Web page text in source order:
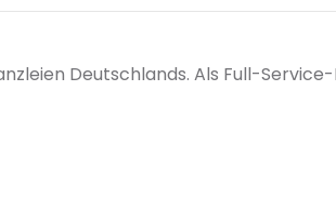
Deutschlands. Als Full-